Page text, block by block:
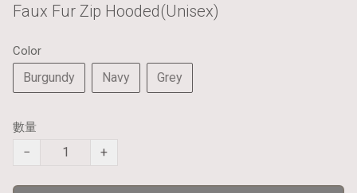
Faux Fur Zip Hooded(Unisex)
Color
Burgundy Navy Grey
數量
− +